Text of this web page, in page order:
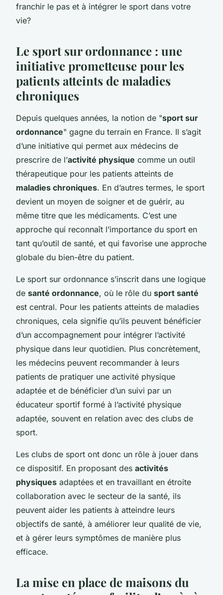
franchir le pas et à intégrer le sport dans votre
vie?
Le sport sur ordonnance : une
initiative prometteuse pour les
patients atteints de maladies
chroniques
Depuis quelques années, la notion de "sport sur
ordonnance" gagne du terrain en France. Il s’agit
d’une initiative qui permet aux médecins de
prescrire de l’activité physique comme un outil
thérapeutique pour les patients atteints de
maladies chroniques. En d’autres termes, le sport
devient un moyen de soigner et de guérir, au
même titre que les médicaments. C’est une
approche qui reconnaît l’importance du sport en
tant qu’outil de santé, et qui favorise une approche
globale du bien-être du patient.
Le sport sur ordonnance s’inscrit dans une logique
de santé ordonnance, où le rôle du sport santé
est central. Pour les patients atteints de maladies
chroniques, cela signifie qu’ils peuvent bénéficier
d’un accompagnement pour intégrer l’activité
physique dans leur quotidien. Plus concrètement,
les médecins peuvent recommander à leurs
patients de pratiquer une activité physique
adaptée et de bénéficier d’un suivi par un
éducateur sportif formé à l’activité physique
adaptée, souvent en relation avec des clubs de
sport.
Les clubs de sport ont donc un rôle à jouer dans
ce dispositif. En proposant des activités
physiques adaptées et en travaillant en étroite
collaboration avec le secteur de la santé, ils
peuvent aider les patients à atteindre leurs
objectifs de santé, à améliorer leur qualité de vie,
et à gérer leurs symptômes de manière plus
efficace.
La mise en place de maisons du